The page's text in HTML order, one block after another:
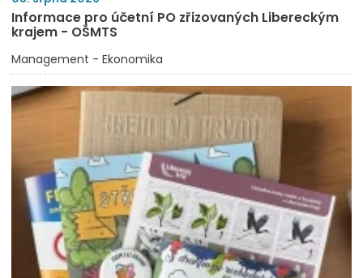
Informace pro účetní PO zřizovaných Libereckým
krajem - OŠMTS
Management - Ekonomika